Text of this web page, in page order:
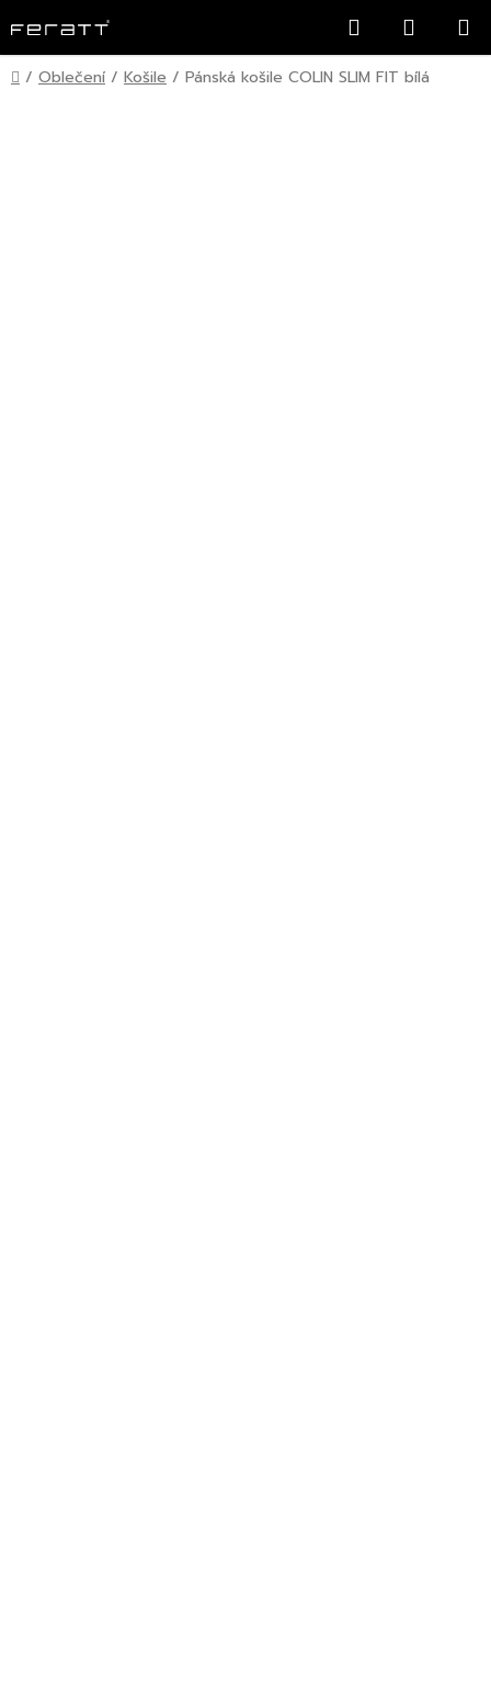
na
obsah
Hledat
KOŠÍK
Domů
/ Oblečení / Košile / Pánská košile COLIN SLIM FIT bílá